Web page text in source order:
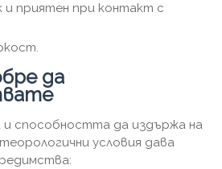
и приятен при контакт с
да
и способността да издържа на
условия дава